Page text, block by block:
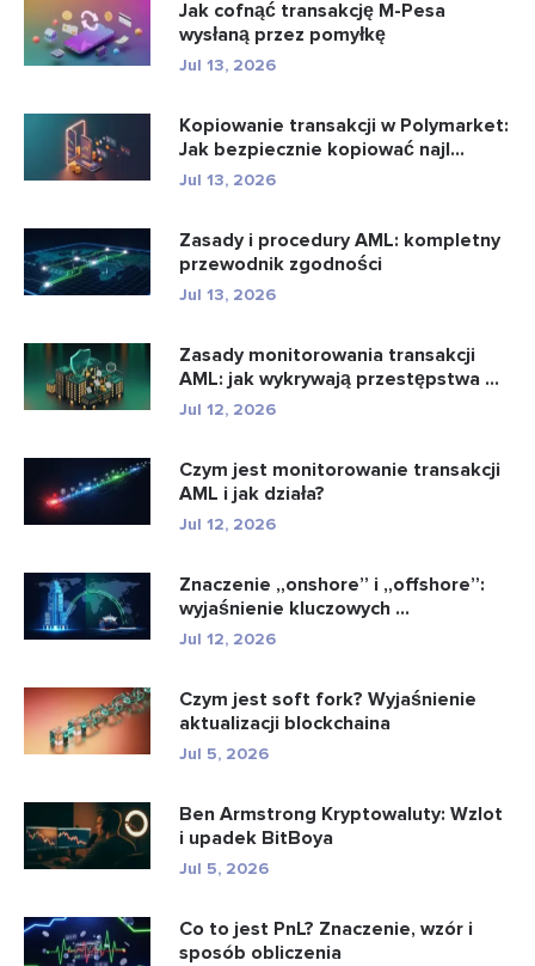
Jak cofnąć transakcję M-Pesa
wysłaną przez pomyłkę
Jul 13, 2026
Kopiowanie transakcji w Polymarket:
Jak bezpiecznie kopiować najl...
Jul 13, 2026
Zasady i procedury AML: kompletny
przewodnik zgodności
Jul 13, 2026
Zasady monitorowania transakcji
AML: jak wykrywają przestępstwa ...
Jul 12, 2026
Czym jest monitorowanie transakcji
AML i jak działa?
Jul 12, 2026
Znaczenie „onshore” i „offshore”:
wyjaśnienie kluczowych ...
Jul 12, 2026
Czym jest soft fork? Wyjaśnienie
aktualizacji blockchaina
Jul 5, 2026
Ben Armstrong Kryptowaluty: Wzlot
i upadek BitBoya
Jul 5, 2026
Co to jest PnL? Znaczenie, wzór i
sposób obliczenia